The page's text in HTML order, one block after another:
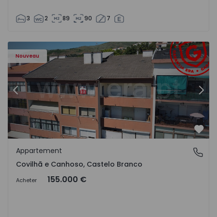
3 2 89 90 7
Nouveau
- 18
Appartement T2 Covilhã, Covilhã e Canhoso - 1497806 -
Précédent
Covilhã e Canhoso, Castelo Branco
Appartement
Covilhã e Canhoso, Castelo Branco
Acheter 155.000 €